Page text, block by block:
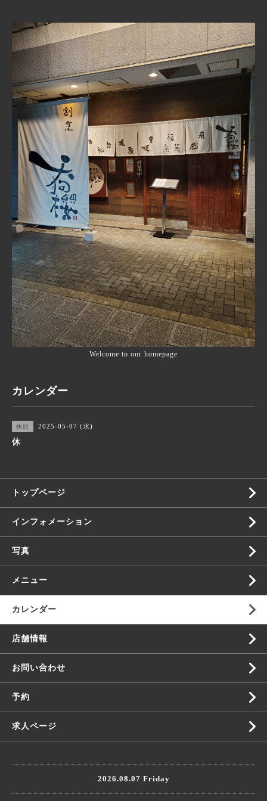
Welcome to our homepage
カレンダー
休日 2025-05-07 (水)
休
トップページ
インフォメーション
写真
メニュー
カレンダー
店舗情報
お問い合わせ
予約
求人ページ
2026.08.07 Friday